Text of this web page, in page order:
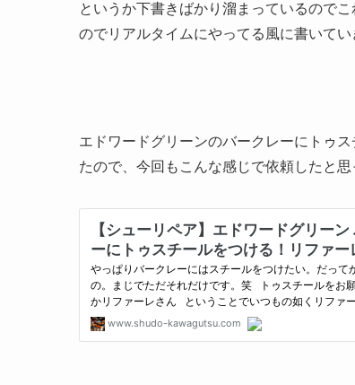
というか下書きばかり溜まっているので
のでリアルタイムにやってる風に書いて
エドワードグリーンのバークレーにトゥ
たので、今回もこんな感じで依頼したと